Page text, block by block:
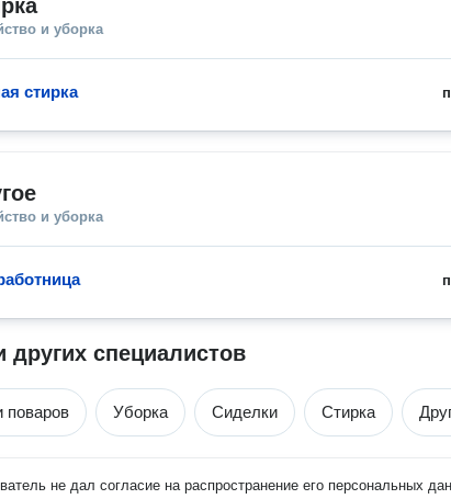
и уборка
стирка
и уборка
других специалистов
поваров Уборка Сиделки Стирка
не дал согласие на распространение его персональных